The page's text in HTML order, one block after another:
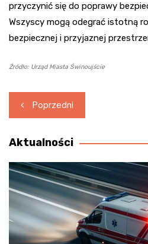
przyczynić się do poprawy
Wszyscy mogą odegrać istotną
bezpiecznej i przyjaznej
Źródło: Urząd Miasta Świnoujście
Nawigacja
wpisu
Poprzedni
Aktualności